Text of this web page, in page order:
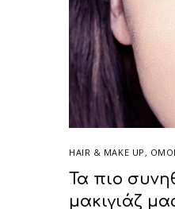
HAIR & MAKE UP ,
Τα πιο
μακιγιάζ